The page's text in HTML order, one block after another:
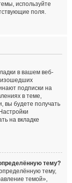
используйте
поля.
в вашем веб-
подписки на
в теме,
вы будете получать
на вкладке
тему?
тему,
темой»,